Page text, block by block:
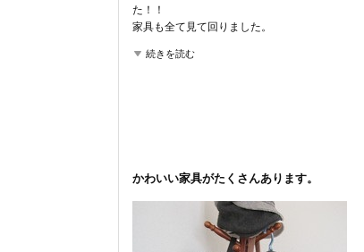
た！！
家具も全て見て回りました。
子供がいても気楽に回れるのが特に嬉しいです。
続きを読む
かわいい家具がたくさんあります。